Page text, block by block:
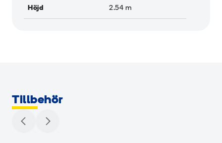
Höjd 2.54 m
Tillbehör